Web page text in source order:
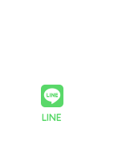
LINE